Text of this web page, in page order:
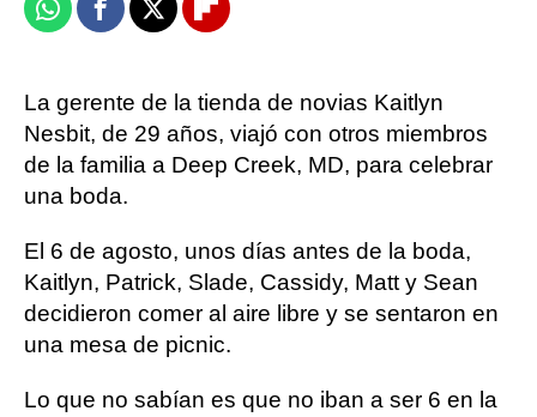
WhatsappFacebook
X Flipboard
La gerente de la tienda de novias Kaitlyn
Nesbit, de 29 años, viajó con otros miembros
de la familia a Deep Creek, MD, para celebrar
una boda.
El 6 de agosto, unos días antes de la boda,
Kaitlyn, Patrick, Slade, Cassidy, Matt y Sean
decidieron comer al aire libre y se sentaron en
una mesa de picnic.
Lo que no sabían es que no iban a ser 6 en la